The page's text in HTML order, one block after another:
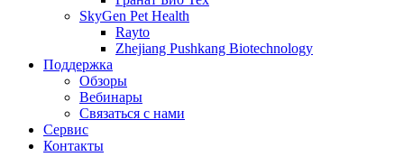
SkyGen Pet Health
Rayto
Zhejiang Pushkang Biotechnology
Поддержка
Обзоры
Вебинары
Связаться с нами
Сервис
Контакты